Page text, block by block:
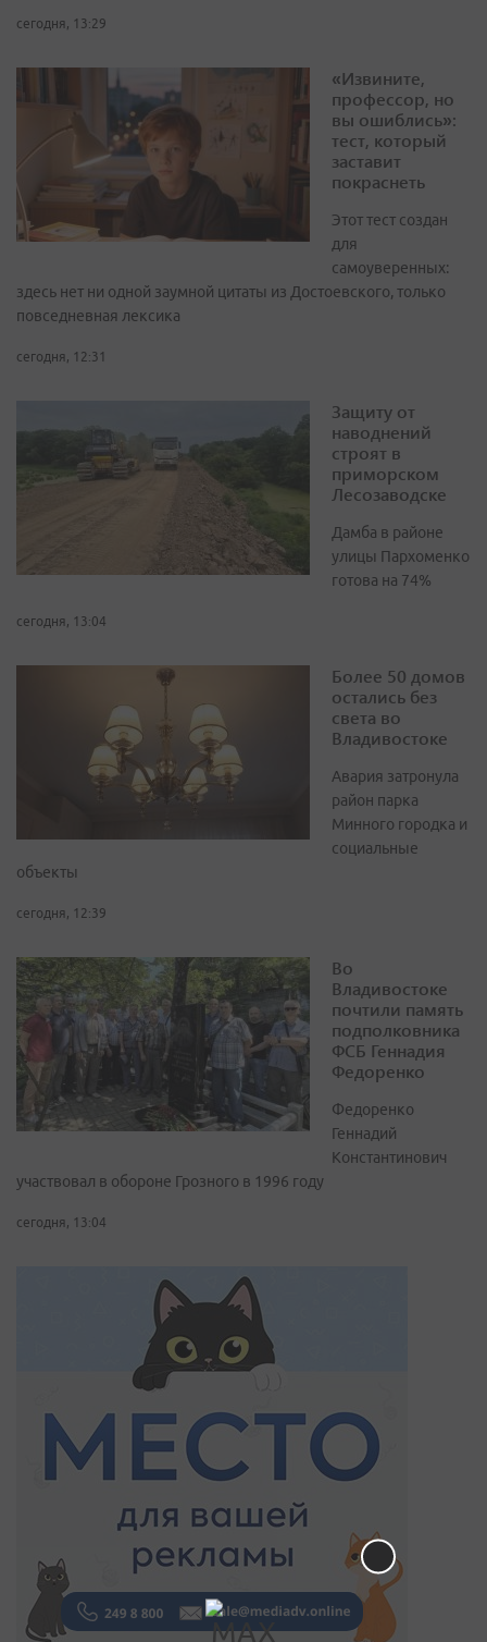
сегодня, 13:29
«Извините,
профессор, но
вы ошиблись»:
тест, который
заставит
покраснеть
Этот тест создан
для
самоуверенных:
здесь нет ни одной заумной цитаты из Достоевского, только
повседневная лексика
сегодня, 12:31
Защиту от
наводнений
строят в
приморском
Лесозаводске
Дамба в районе
улицы Пархоменко
готова на 74%
сегодня, 13:04
Более 50 домов
остались без
света во
Владивостоке
Авария затронула
район парка
Минного городка и
социальные
объекты
сегодня, 12:39
Во
Владивостоке
почтили память
подполковника
ФСБ Геннадия
Федоренко
Федоренко
Геннадий
Константинович
участвовал в обороне Грозного в 1996 году
сегодня, 13:04